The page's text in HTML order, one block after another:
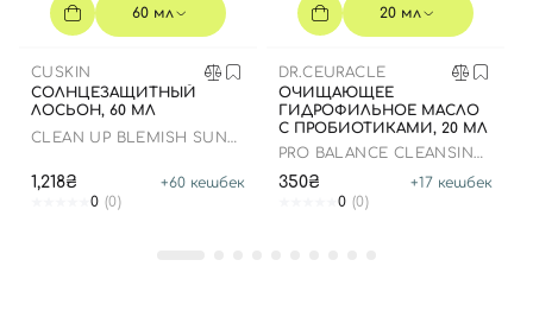
60 мл
CUSKIN
СОЛНЦЕЗАЩИТНЫЙ
ЛОСЬОН, 60 МЛ
CLEAN UP BLEMISH SUN
1,218₴ +60 кешбек
0 (0)
20 мл
DR.CEURACLE
ОЧИЩАЮЩЕЕ
ГИДРОФИЛЬНОЕ МАСЛО
С ПРОБИОТИКАМИ, 20 МЛ
PRO BALANCE CLEANSING
350₴ +17 кешбек
0 (0)